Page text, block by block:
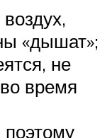
«дышат»;
не
время